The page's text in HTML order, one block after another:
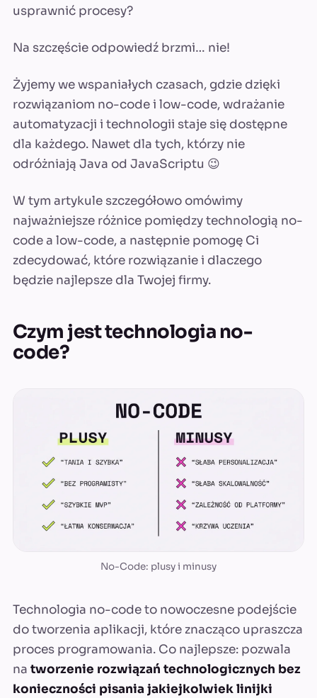
usprawnić procesy?
Na szczęście odpowiedź brzmi… nie!
Żyjemy we wspaniałych czasach, gdzie dzięki
rozwiązaniom no-code i low-code, wdrażanie
automatyzacji i technologii staje się dostępne
dla każdego. Nawet dla tych, którzy nie
odróżniają Java od JavaScriptu 😉
W tym artykule szczegółowo omówimy
najważniejsze różnice pomiędzy technologią no-
code a low-code, a następnie pomogę Ci
zdecydować, które rozwiązanie i dlaczego
będzie najlepsze dla Twojej firmy.
Czym jest technologia no-
code?
No-Code: plusy i minusy
Technologia no-code to nowoczesne podejście
do tworzenia aplikacji, które znacząco upraszcza
proces programowania. Co najlepsze: pozwala
na tworzenie rozwiązań technologicznych bez
konieczności pisania jakiejkolwiek linijki